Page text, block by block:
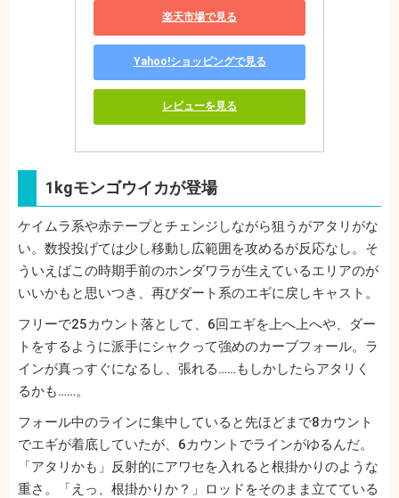
楽天市場で見る
Yahoo!ショッピングで見る
レビューを見る
1kgモンゴウイカが登場
ケイムラ系や赤テープとチェンジしながら狙うがアタリがな
い。数投投げては少し移動し広範囲を攻めるが反応なし。そ
ういえばこの時期手前のホンダワラが生えているエリアのが
いいかもと思いつき、再びダート系のエギに戻しキャスト。
フリーで25カウント落として、6回エギを上へ上へや、ダー
トをするように派手にシャクって強めのカーブフォール。ラ
インが真っすぐになるし、張れる……もしかしたらアタリく
るかも……。
フォール中のラインに集中していると先ほどまで8カウント
でエギが着底していたが、6カウントでラインがゆるんだ。
「アタリかも」反射的にアワセを入れると根掛かりのような
重さ。「えっ、根掛かりか？」ロッドをそのまま立てている